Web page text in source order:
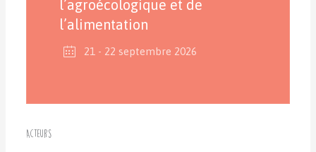
l’agroécologique et de
l’alimentation
21 - 22 septembre 2026
Acteurs